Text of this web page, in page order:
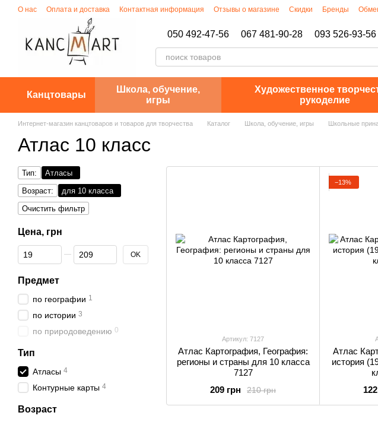
Перейти к основному контенту
О нас Оплата и доставка Контактная информация Отзывы о магазине Скидки Бренды
Политика конфиденциальности
050 492-47-56 067 481-90-28 093 526-93-56
Канцтовары
Школа, обучение,
игры
Художественное
рукоделие
Интернет-магазин канцтоваров и товаров для творчества Каталог Школа, обучение, игры Школьные
Атлас 10 класс
Артикул: 7127
Атлас Картография, География:
регионы и страны для 10 класса
7127
210 грн
209 грн
−13%
Атлас
история
Тип:
Атласы
Возраст:
для 10 класса
Очистить фильтр
Цена, грн
От Цена, грн
До Цена, грн OK
Предмет
по географии 1
по истории 3
по природоведению 0
Тип
Атласы 4
Контурные карты 4
Возраст